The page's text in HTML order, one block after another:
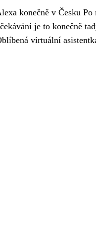
konečně v Česku Po
je to konečně
virtuální